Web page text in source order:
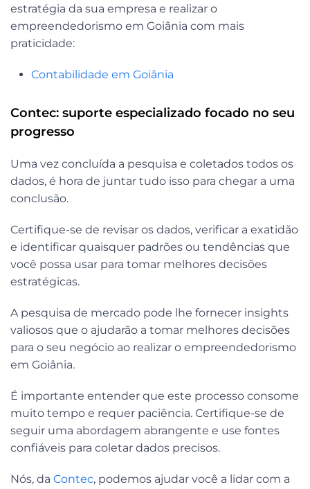
estratégia da sua empresa e realizar o
empreendedorismo em Goiânia com mais
praticidade:
Contabilidade em Goiânia
Contec: suporte especializado focado no seu
progresso
Uma vez concluída a pesquisa e coletados todos os
dados, é hora de juntar tudo isso para chegar a uma
conclusão.
Certifique-se de revisar os dados, verificar a exatidão
e identificar quaisquer padrões ou tendências que
você possa usar para tomar melhores decisões
estratégicas.
A pesquisa de mercado pode lhe fornecer insights
valiosos que o ajudarão a tomar melhores decisões
para o seu negócio ao realizar o empreendedorismo
em Goiânia.
É importante entender que este processo consome
muito tempo e requer paciência. Certifique-se de
seguir uma abordagem abrangente e use fontes
confiáveis para coletar dados precisos.
Nós, da Contec, podemos ajudar você a lidar com a